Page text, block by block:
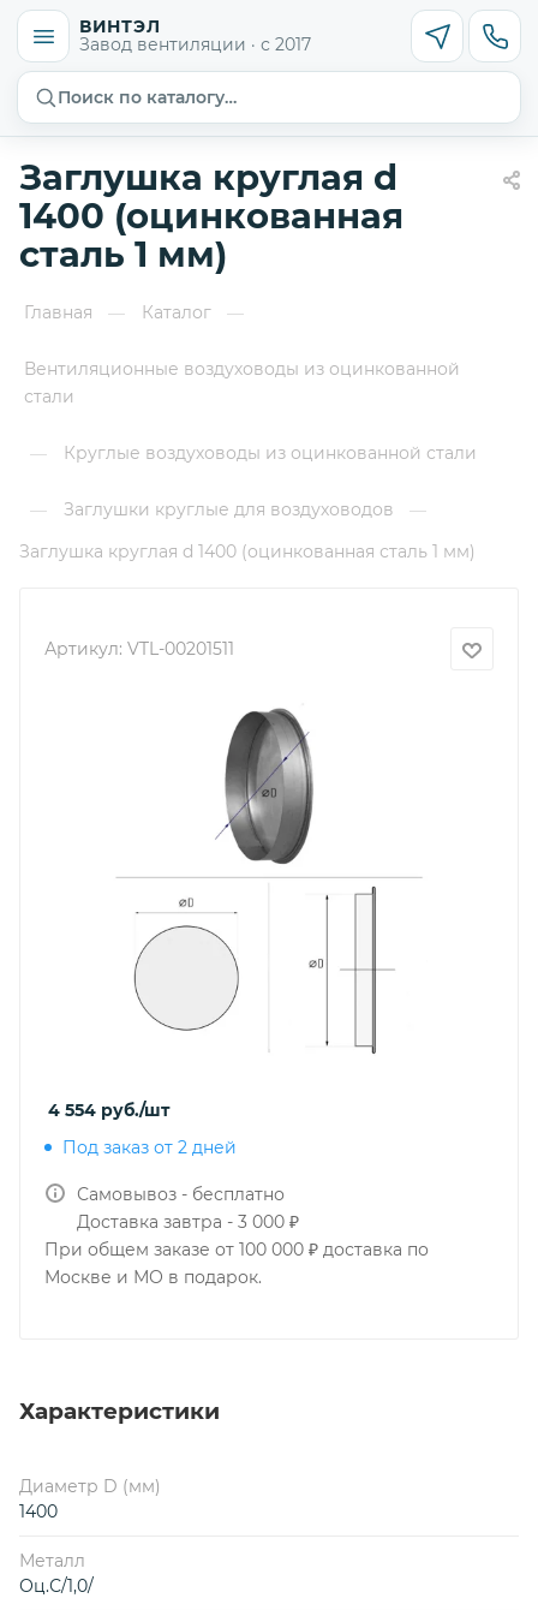
ВИНТЭЛ
Завод вентиляции · с 2017
Поиск по каталогу…
Заглушка круглая d
1400 (оцинкованная
сталь 1 мм)
Главная — Каталог —
Вентиляционные воздуховоды из оцинкованной
стали
— Круглые воздуховоды из оцинкованной стали
— Заглушки круглые для воздуховодов
—
Заглушка круглая d 1400 (оцинкованная сталь 1 мм)
Артикул: VTL-00201511
4 554 руб./шт
Под заказ от 2 дней
Самовывоз - бесплатно
Доставка завтра - 3 000 ₽
При общем заказе от 100 000 ₽ доставка по
Москве и МО в подарок.
Характеристики
Диаметр D (мм)
1400
Металл
Оц.С/1,0/